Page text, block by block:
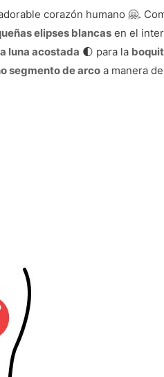
corazón humano 🤗.
elipses blancas en el
luna acostada 🌓 para la
segmento de arco a manera